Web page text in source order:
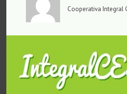
Cooperativa Integral